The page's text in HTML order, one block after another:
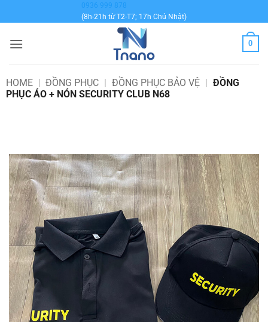
qua
dung
0936 999 878
(8h-21h từ T2-T7; 17h Chủ Nhật)
0
HOME | ĐỒNG PHỤC | ĐỒNG PHỤC BẢO VỆ | ĐỒNG
PHỤC ÁO + NÓN SECURITY CLUB N68